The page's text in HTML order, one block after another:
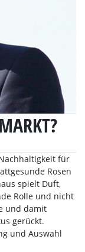
für
Rosen
spielt Duft,
Rolle und nicht
und damit
gerückt.
und Auswahl